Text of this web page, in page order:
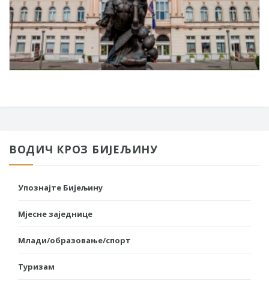
ВОДИЧ КРОЗ БИЈЕЉИНУ
Упознајте Бијељину
Мјесне заједнице
Млади/образовање/спорт
Туризам